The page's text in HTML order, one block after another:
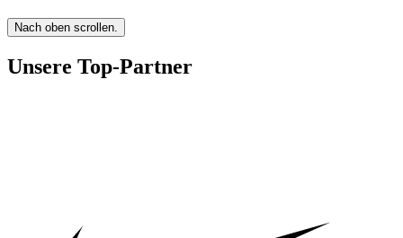
Nach oben scrollen.
Unsere Top-Partner